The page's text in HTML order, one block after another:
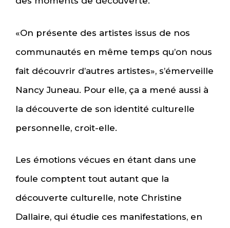
«On présente des artistes issus de nos
communautés en même temps qu’on nous
fait découvrir d’autres artistes», s’émerveille
Nancy Juneau. Pour elle, ça a mené aussi à
la découverte de son identité culturelle
personnelle, croit-elle.
Les émotions vécues en étant dans une
foule comptent tout autant que la
découverte culturelle, note Christine
Dallaire, qui étudie ces manifestations, en